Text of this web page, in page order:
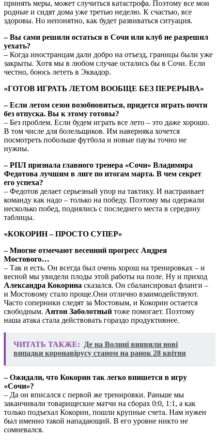
принять меры, может случиться катастрофа. Поэтому все мои
родные и сидят дома уже третью неделю. К счастью, все
здоровы. Но непонятно, как будет развиваться ситуация.
– Вы сами решили остаться в Сочи или клуб не разрешил
уехать?
– Когда иностранцам дали добро на отъезд, границы были уже
закрыты. Хотя мы в любом случае остались бы в Сочи. Если
честно, боюсь лететь в Эквадор.
«ГОТОВ ИГРАТЬ ЛЕТОМ ВООБЩЕ БЕЗ ПЕРЕРЫВА»
– Если летом сезон возобновиться, придется играть почти
без отпуска. Вы к этому готовы?
– Без проблем. Если будем играть все лето – это даже хорошо.
В том числе для болельщиков. Им наверняка хочется
посмотреть побольше футбола и новые паузы точно не
нужны.
– РПЛ признала главного тренера «Сочи» Владимира
Федотова лучшим в лиге по итогам марта. В чем секрет
его успеха?
– Федотов делает серьезный упор на тактику. И настраивает
команду как надо – только на победу. Поэтому мы одержали
несколько побед, поднялись с последнего места в середину
таблицы.
«КОКОРИН – ПРОСТО СУПЕР»
– Многие отмечают весенний прогресс Андрея
Мостового…
– Так и есть. Он всегда был очень хорош на тренировках – и
весной мы увидели плоды этой работы на поле. Ну и приход
Александра Кокорина сказался. Он сбалансировал фланги –
и Мостовому стало проще.Они отлично взаимодействуют.
Часто соперники следят за Мостовым, и Кокорин остается
свободным. Антон Заболотный тоже помогает. Поэтому
наша атака стала действовать гораздо продуктивнее.
ЧИТАТЬ ТАКЖЕ:
Де на Волині виявили нові
випадки коронавірусу станом на ранок 28 квітня
– Ожидали, что Кокорин так легко впишется в игру
«Сочи»?
– Да он вписался с первой же тренировки. Раньше мы
заканчивали товарищеские матчи на сборах 0:0, 1:1, а как
только подъехал Кокорин, пошли крупные счета. Нам нужен
был именно такой нападающий. В его уровне никто не
сомневался.